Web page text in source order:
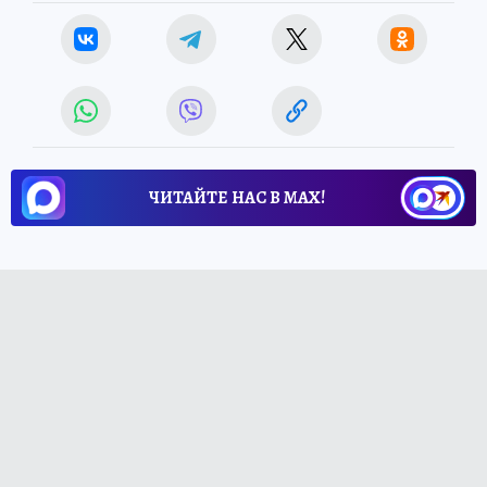
ЧИТАЙТЕ НАС В МАХ!